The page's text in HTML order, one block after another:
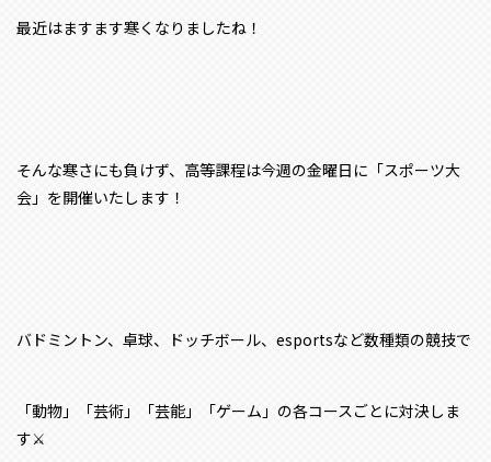
最近はますます寒くなりましたね！
そんな寒さにも負けず、高等課程は今週の金曜日に「スポーツ大
会」を開催いたします！
バドミントン、卓球、ドッチボール、esportsなど数種類の競技で
「動物」「芸術」「芸能」「ゲーム」の各コースごとに対決しま
す⚔